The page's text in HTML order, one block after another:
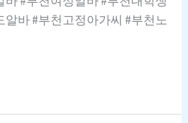
알바 #부천고정아가씨 #부천노